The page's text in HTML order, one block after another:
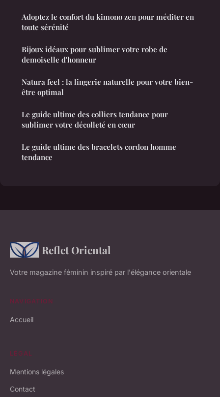
Adoptez le confort du kimono zen pour méditer en
toute sérénité
Bijoux idéaux pour sublimer votre robe de
demoiselle d'honneur
Natura feel : la lingerie naturelle pour votre bien-
être optimal
Le guide ultime des colliers tendance pour
sublimer votre décolleté en cœur
Le guide ultime des bracelets cordon homme
tendance
Reflet Oriental
Votre magazine féminin inspiré par l'élégance orientale
NAVIGATION
Accueil
LÉGAL
Mentions légales
Contact